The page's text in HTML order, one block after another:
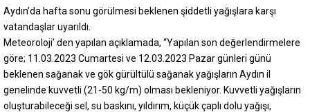
Aydın’da hafta sonu görülmesi beklenen şiddetli yağışlara karşı
vatandaşlar uyarıldı.
Meteoroloji’ den yapılan açıklamada, “Yapılan son değerlendirmelere
göre; 11.03.2023 Cumartesi ve 12.03.2023 Pazar günleri günü
beklenen sağanak ve gök gürültülü sağanak yağışların Aydın il
genelinde kuvvetli (21-50 kg/m) olması bekleniyor. Kuvvetli yağışların
oluşturabileceği sel, su baskını, yıldırım, küçük çaplı dolu yağışı,